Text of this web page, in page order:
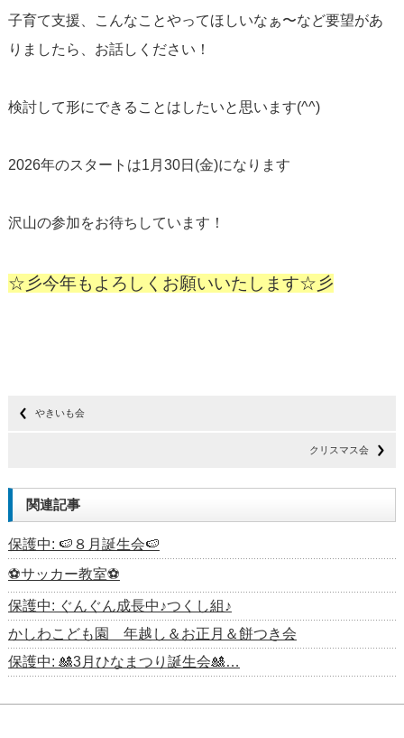
子育て支援、こんなことやってほしいなぁ〜など要望があ
りましたら、お話しください！
検討して形にできることはしたいと思います(^^)
2026年のスタートは1月30日(金)になります
沢山の参加をお待ちしています！
☆彡今年もよろしくお願いいたします☆彡
やきいも会
クリスマス会
関連記事
保護中: 🍉８月誕生会🍉
⚽サッカー教室⚽
保護中: ぐんぐん成長中♪つくし組♪
かしわこども園 年越し＆お正月＆餅つき会
保護中: 🎎3月ひなまつり誕生会🎎…